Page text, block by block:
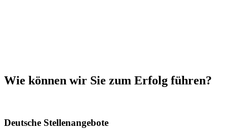
Wie können wir Sie zum Erfolg führen?
Deutsche Stellenangebote